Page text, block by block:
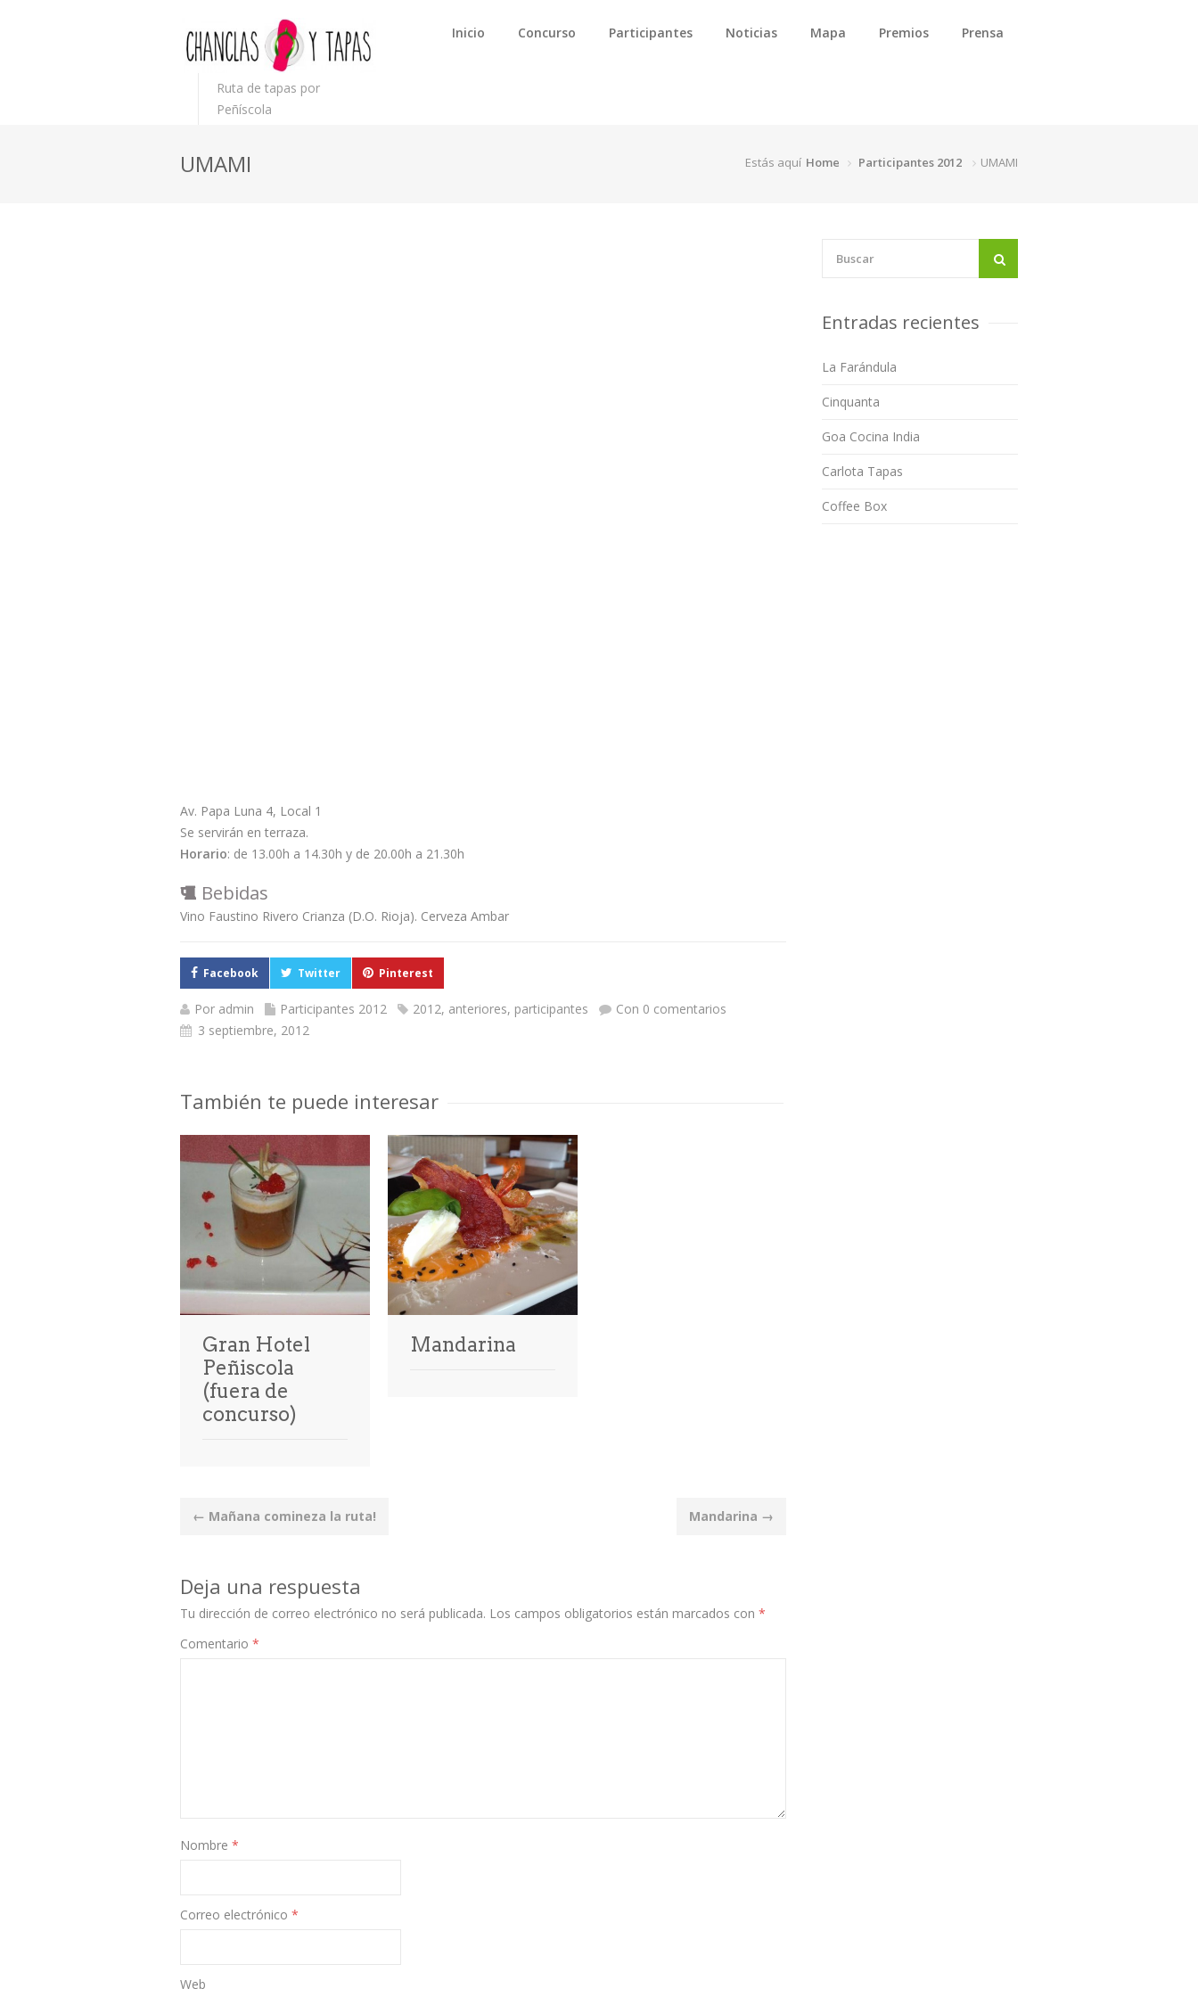
Ruta de tapas por
Peñíscola
Inicio Concurso Participantes Noticias Mapa Premios Prensa
UMAMI Estás aquí Home Participantes 2012 UMAMI
Av. Papa Luna 4, Local 1
Se servirán en terraza.
Horario: de 13.00h a 14.30h y de 20.00h a 21.30h
Bebidas
Vino Faustino Rivero Crianza (D.O. Rioja). Cerveza Ambar
Facebook Twitter Pinterest
Por admin Participantes 2012 2012, anteriores, participantes
Con 0 comentarios
3 septiembre, 2012
También te puede interesar
Gran Hotel
Peñiscola
(fuera de
concurso)
Mandarina
Post
← Mañana comineza la ruta! Mandarina →
Deja una respuesta
Tu dirección de correo electrónico no será publicada. Los campos obligatorios están marcados con *
Comentario *
Nombre *
Correo electrónico *
Web
Entradas recientes
La Farándula
Cinquanta
Goa Cocina India
Carlota Tapas
Coffee Box